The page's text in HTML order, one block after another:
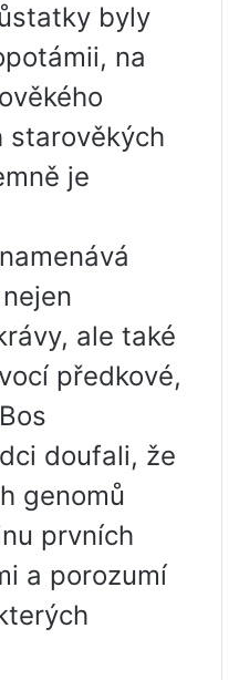
byly
na
starověkých
je
ale také
předkové,
doufali, že
genomů
prvních
a porozumí